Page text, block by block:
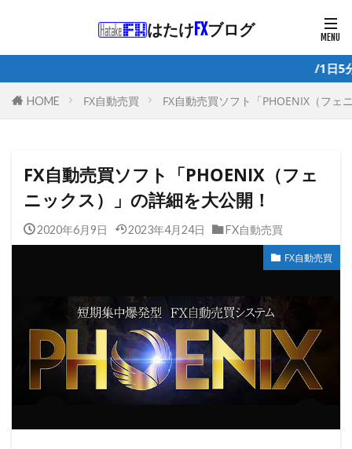
はたけ FXブログ
/1日5分で月10万を安定して目
HOME FX自動売買 FX自動売買ソフト「PHOENIX（フェ
FX自動売買ソフト「PHOENIX（フェ
ニックス）」の詳細を大公開！
2020年6月9日 2023年4月24日 FX自動売買
FX自動売買